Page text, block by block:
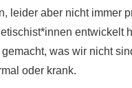
leider aber nicht immer
entwickelt
was wir nicht
oder krank.